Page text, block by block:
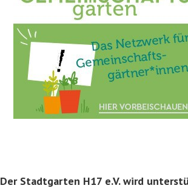
Der Stadtgarten H17 e.V. wird